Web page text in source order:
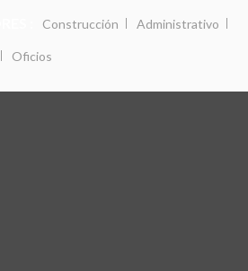
Construcción Administrativo
Oficios